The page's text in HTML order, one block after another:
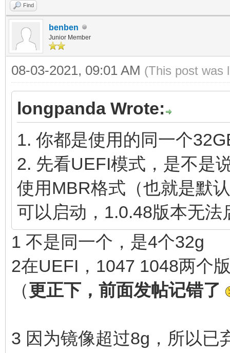
Find
benben
Junior Member
08-03-2021, 09:01 AM (This post was
longpanda Wrote:
1. 你都是使用的同一个
2. 先看UEFI模式，是不是
使用MBR格式（也就是默
可以启动，1.0.48版本无法
1 不是同一个，是4个32g
2在UEFI，1047 1048两个
（更正下，前面发帖记错了
3 因为镜像超过8g，所以已